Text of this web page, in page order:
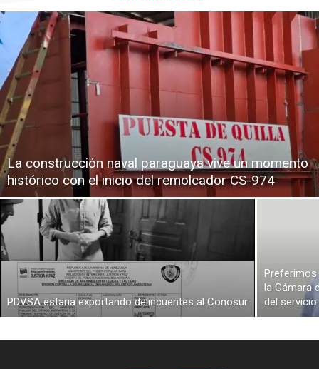
La construcción naval paraguaya vive un momento
histórico con el inicio del remolcador CS-974
PDVSA estaria exportando delincuentes al Conosur
Preferimos
la Cámara
del